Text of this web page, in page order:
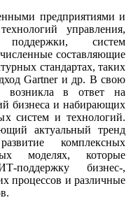
предприятиями и
управления,
поддержки, систем
составляющие
стандартах, таких
Gartner и др. В свою
возникла в ответ на
бизнеса и набирающих
систем и технологий.
актуальный тренд
комплексных
моделях, которые
бизнес-,
процессов и различные